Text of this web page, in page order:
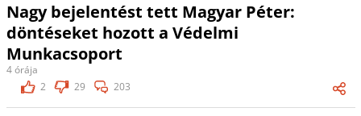
Nagy bejelentést tett Magyar Péter:
döntéseket hozott a Védelmi
Munkacsoport
4 órája
2
29 203